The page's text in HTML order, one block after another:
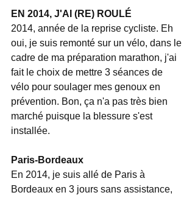
EN 2014, J'AI (RE) ROULÉ
2014, année de la reprise cycliste. Eh
oui, je suis remonté sur un vélo, dans le
cadre de ma préparation marathon, j'ai
fait le choix de mettre 3 séances de
vélo pour soulager mes genoux en
prévention. Bon, ça n'a pas très bien
marché puisque la blessure s'est
installée.
Paris-Bordeaux
En 2014, je suis allé de Paris à
Bordeaux en 3 jours sans assistance,